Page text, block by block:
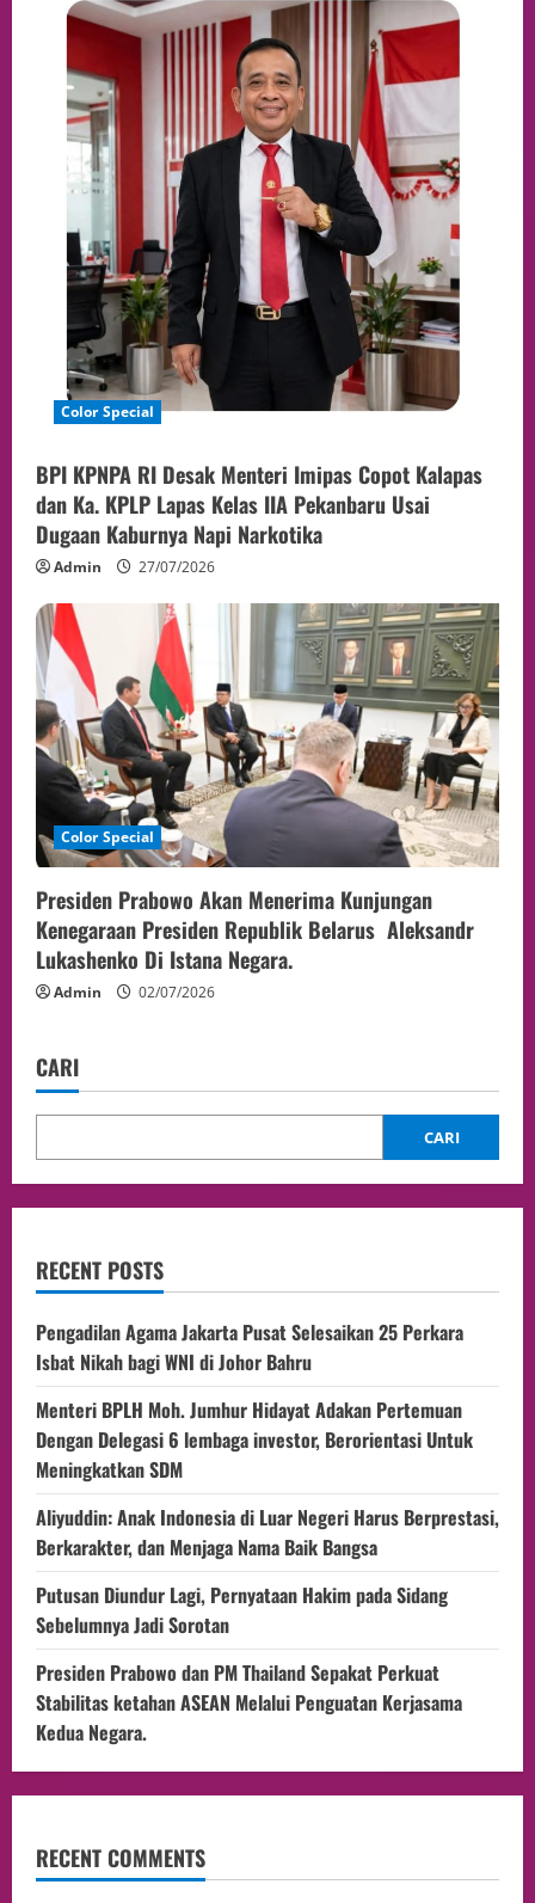
Color Special
BPI KPNPA RI Desak Menteri Imipas Copot Kalapas
dan Ka. KPLP Lapas Kelas IIA Pekanbaru Usai
Dugaan Kaburnya Napi Narkotika
Admin 27/07/2026
Color Special
Presiden Prabowo Akan Menerima Kunjungan
Kenegaraan Presiden Republik Belarus Aleksandr
Lukashenko Di Istana Negara.
Admin 02/07/2026
CARI
CARI
RECENT POSTS
Pengadilan Agama Jakarta Pusat Selesaikan 25 Perkara
Isbat Nikah bagi WNI di Johor Bahru
Menteri BPLH Moh. Jumhur Hidayat Adakan Pertemuan
Dengan Delegasi 6 lembaga investor, Berorientasi Untuk
Meningkatkan SDM
Aliyuddin: Anak Indonesia di Luar Negeri Harus Berprestasi,
Berkarakter, dan Menjaga Nama Baik Bangsa
Putusan Diundur Lagi, Pernyataan Hakim pada Sidang
Sebelumnya Jadi Sorotan
Presiden Prabowo dan PM Thailand Sepakat Perkuat
Stabilitas ketahan ASEAN Melalui Penguatan Kerjasama
Kedua Negara.
RECENT COMMENTS